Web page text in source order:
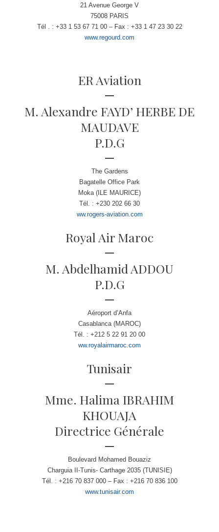
21 Avenue George V
75008 PARIS
Tél . : +33 1 53 67 71 00 – Fax : +33 1 47 23 30 22
www.regourd.com
ER Aviation
M. Alexandre FAYD’ HERBE DE
MAUDAVE
P.D.G
The Gardens
Bagatelle Office Park
Moka (ILE MAURICE)
Tél. : +230 202 66 30
ww.rogers-aviation.com
Royal Air Maroc
M. Abdelhamid ADDOU
P.D.G
Aéroport d’Anfa
Casablanca (MAROC)
Tél. : +212 5 22 91 20 00
ww.royalairmaroc.com
Tunisair
Mme. Halima IBRAHIM
KHOUAJA
Directrice Générale
Boulevard Mohamed Bouaziz
Charguia II-Tunis- Carthage 2035 (TUNISIE)
Tél. : +216 70 837 000 – Fax : +216 70 836 100
www.tunisair.com